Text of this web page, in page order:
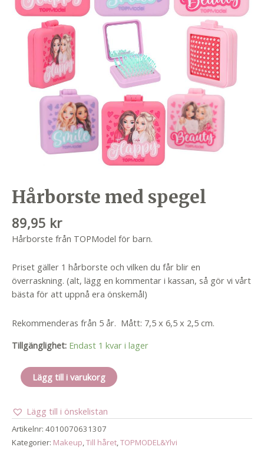
Hårborste med spegel
89,95 kr
Hårborste från TOPModel för barn.
Priset gäller 1 hårborste och vilken du får blir en
överraskning. (alt, lägg en kommentar i kassan, så gör vi vårt
bästa för att uppnå era önskemål)
Rekommenderas från 5 år. Mått: 7,5 x 6,5 x 2,5 cm.
Tillgänglighet: Endast 1 kvar i lager
Hårborste
med
mängd
Lägg till i varukorg
Lägg till i önskelistan
Artikelnr: 4010070631307
Kategorier: Makeup,Till håret,TOPMODEL&Ylvi